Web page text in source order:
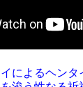
によるヘン